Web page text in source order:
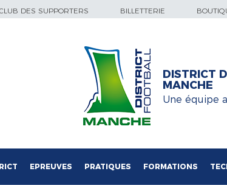
DES SUPPORTERS BILLETTERIE
DISTRICT
MANCHE
Une équipe
EPREUVES PRATIQUES FORMATIONS